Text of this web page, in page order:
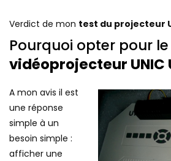
Verdict de mon test du projecteur
Pourquoi opter pour le
vidéoprojecteur UNIC
A mon avis il est
une réponse
simple à un
besoin simple :
afficher une